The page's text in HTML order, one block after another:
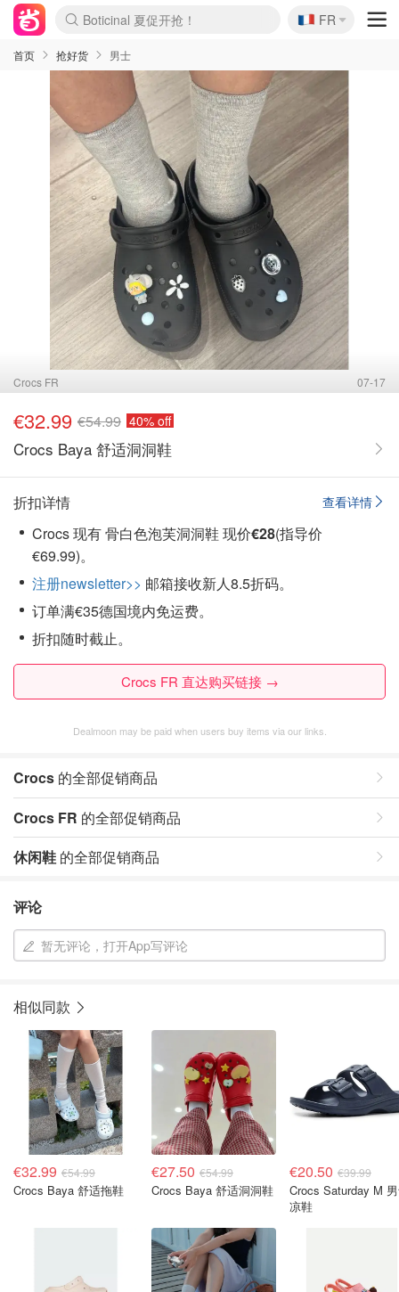
Boticinal 夏促开抢！
4折！lulu周四疯狂上新
还没结束！&OtherStories大促
Joybuy变相75折 随时失效
速领！Stanley独家85折
疑似霸哥！Camper额外叠85折
Zalando 奥莱闪促！每日更新
Moncler反季囤！5折起+叠9折
Coach Brooklyn仅€192
🇫🇷
FR
首页 抢好货 男士
Crocs FR 07-17
€32.99 €54.99 40% off
Crocs Baya 舒适洞洞鞋
查看详情
折扣详情
Crocs 现有 骨白色泡芙洞洞鞋 现价€28(指导价
€69.99)。
注册newsletter>> 邮箱接收新人8.5折码。
订单满€35德国境内免运费。
折扣随时截止。
Crocs FR 直达购买链接 →
Dealmoon may be paid when users buy items via our links.
Crocs 的全部促销商品
Crocs FR 的全部促销商品
休闲鞋 的全部促销商品
评论
暂无评论，打开App写评论
相似同款
€32.99 €54.99
Crocs Baya 舒适拖鞋
€27.50 €54.99
Crocs Baya 舒适洞洞鞋
€20.50 €39.99
Crocs Saturday M
凉鞋